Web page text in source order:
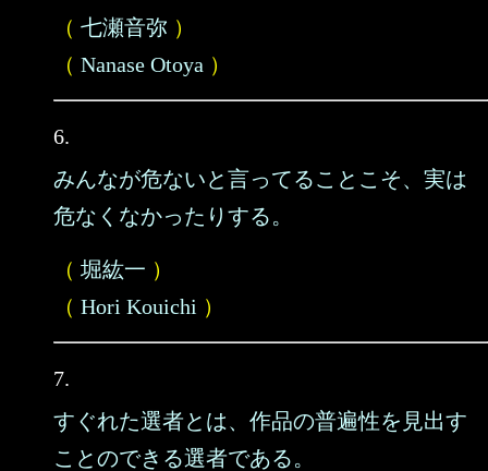
（ 七瀬音弥 ）
（ Nanase Otoya ）
6.
みんなが危ないと言ってることこそ、実は
危なくなかったりする。
（ 堀紘一 ）
（ Hori Kouichi ）
7.
すぐれた選者とは、作品の普遍性を見出す
ことのできる選者である。